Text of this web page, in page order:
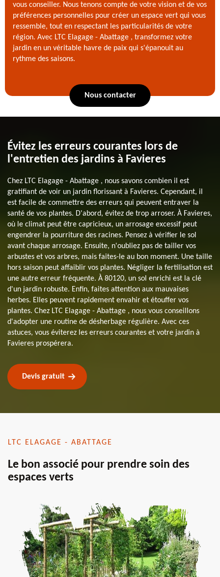
vous conseiller. Nous tenons compte de votre vision et de vos
préférences personnelles pour créer un espace vert qui vous
ressemble, tout en respectant les particularités de votre
région. Avec LTC Elagage - Abattage , transformez votre
jardin en un véritable havre de paix qui s'épanouit au
rythme des saisons.
Nous contacter
Évitez les erreurs courantes lors de
l'entretien des jardins à Favieres
Chez LTC Elagage - Abattage , nous savons combien il est
gratifiant de voir un jardin florissant à Favieres. Cependant, il
est facile de commettre des erreurs qui peuvent entraver la
santé de vos plantes. D'abord, évitez de trop arroser. À Favieres,
où le climat peut être capricieux, un arrosage excessif peut
engendrer la pourriture des racines. Pensez à vérifier le sol
avant chaque arrosage. Ensuite, n'oubliez pas de tailler vos
arbustes et vos arbres, mais faites-le au bon moment. Une taille
hors saison peut affaiblir vos plantes. Négliger la fertilisation est
une autre erreur fréquente. À 80120, un sol enrichi est la clé
d'un jardin robuste. Enfin, faites attention aux mauvaises
herbes. Elles peuvent rapidement envahir et étouffer vos
plantes. Chez LTC Elagage - Abattage , nous vous conseillons
d'adopter une routine de désherbage régulière. Avec ces
astuces, vous éviterez les erreurs courantes et votre jardin à
Favieres prospérera.
Devis gratuit
LTC ELAGAGE - ABATTAGE
Le bon associé pour prendre soin des
espaces verts